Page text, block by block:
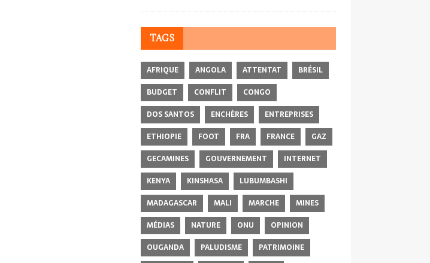
TAGS
AFRIQUE ANGOLA ATTENTAT
BRÉSIL
BUDGET
CONFLIT
CONGO
DOS SANTOS
ENCHÈRES
ENTREPRISES
ETHIOPIE
FOOT FRA FRANCE
GAZ
GECAMINES
GOUVERNEMENT
INTERNET
KENYA
KINSHASA
LUBUMBASHI
MADAGASCAR
MALI MARCHE
MINES
MÉDIAS
NATURE ONU
OPINION
OUGANDA
PALUDISME PATRIMOINE